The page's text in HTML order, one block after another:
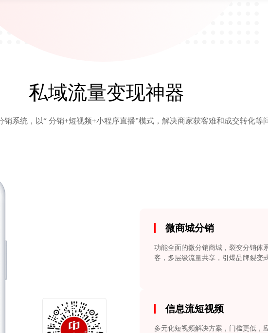
私域流量变现神器
销系统，以“ 分销+短视频+小程序直播”模式，解决商家获客难和成交转化等
微商城分销
功能全面的微分销商城，裂变分销体
客，多层级流量共享，引爆品牌裂变
信息流短视频
多元化短视频解决方案，门槛更低，